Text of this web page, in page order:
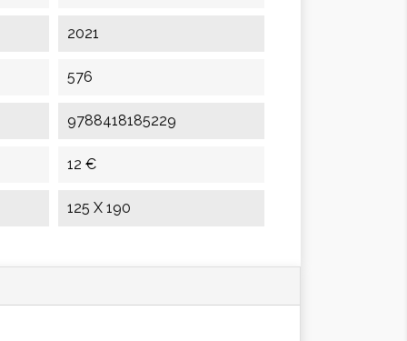
2021
576
9788418185229
12 €
125 X 190